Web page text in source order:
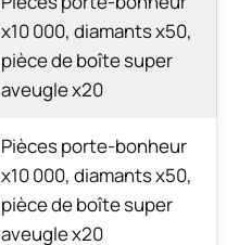
x10 000, diamants x50,
pièce de boîte super
aveugle x20
Pièces porte-bonheur
x10 000, diamants x50,
pièce de boîte super
aveugle x20